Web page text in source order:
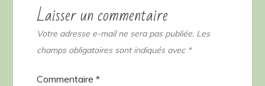
Laisser un commentaire
Votre adresse e-mail ne sera pas publiée. Les
champs obligatoires sont indiqués avec *
Commentaire*